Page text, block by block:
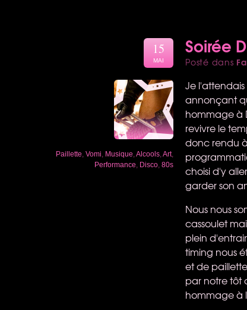
Soirée
Posté dans
15
MAI
Paillette Vomi Musique Alcools Art,
Performance Disco 80s
Je
annonçant
hommage à
revivre le
donc rendu
choisi d'y
garder son
Nous nous
cassoulet
plein
timing nous
et de
par notre tôt
hommage à